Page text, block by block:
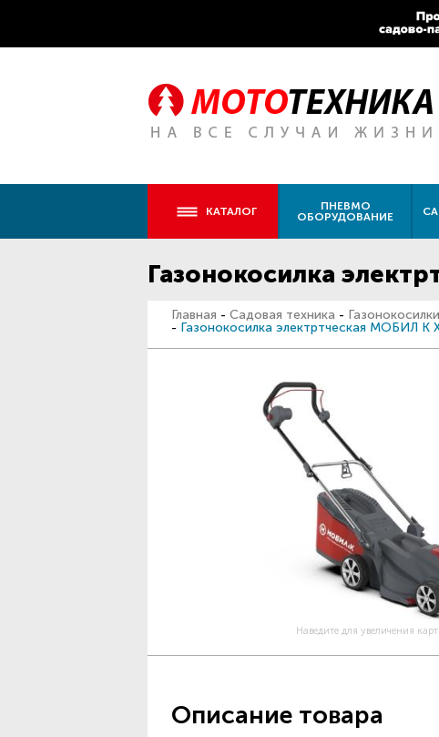
КАТАЛОГ
ПНЕВМО
ОБОРУДОВАНИЕ
Газонокосилка
Главная - Садовая техника -
- Газонокосилка электртческая МОБИЛ
Наведите для увеличения
Описание товара